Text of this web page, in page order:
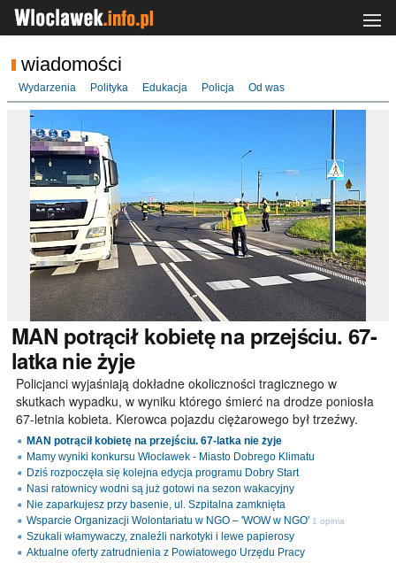
wiadomości
Wydarzenia Polityka Edukacja Policja Od was
MAN potrącił kobietę na przejściu. 67-
latka nie żyje
Policjanci wyjaśniają dokładne okoliczności tragicznego w
skutkach wypadku, w wyniku którego śmierć na drodze poniosła
67-letnia kobieta. Kierowca pojazdu ciężarowego był trzeźwy.
MAN potrącił kobietę na przejściu. 67-latka nie żyje
Mamy wyniki konkursu Włocławek - Miasto Dobrego Klimatu
Dziś rozpoczęła się kolejna edycja programu Dobry Start
Nasi ratownicy wodni są już gotowi na sezon wakacyjny
Nie zaparkujesz przy basenie, ul. Szpitalna zamknięta
Wsparcie Organizacji Wolontariatu w NGO – 'WOW w NGO' 1 opinia
Szukali włamywaczy, znaleźli narkotyki i lewe papierosy
Aktualne oferty zatrudnienia z Powiatowego Urzędu Pracy